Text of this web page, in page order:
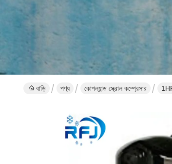
বাড়ি পণ্য কোপল্যান্ড স্ক্রোল কম্প্রেসার